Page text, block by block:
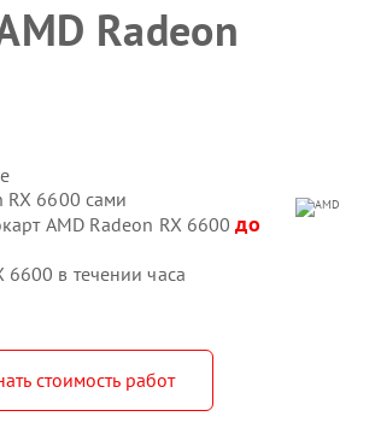
Radeon
RX 6600 сами
AMD Radeon RX 6600до
в течении часа
стоимость работ